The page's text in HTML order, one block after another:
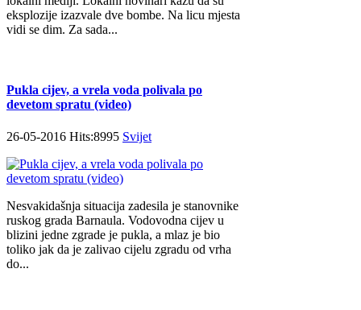
eksplozije izazvale dve bombe. Na licu mjesta
vidi se dim. Za sada...
Pukla cijev, a vrela voda polivala po
devetom spratu (video)
26-05-2016 Hits:8995 Svijet
Nesvakidašnja situacija zadesila je stanovnike
ruskog grada Barnaula. Vodovodna cijev u
blizini jedne zgrade je pukla, a mlaz je bio
toliko jak da je zalivao cijelu zgradu od vrha
do...